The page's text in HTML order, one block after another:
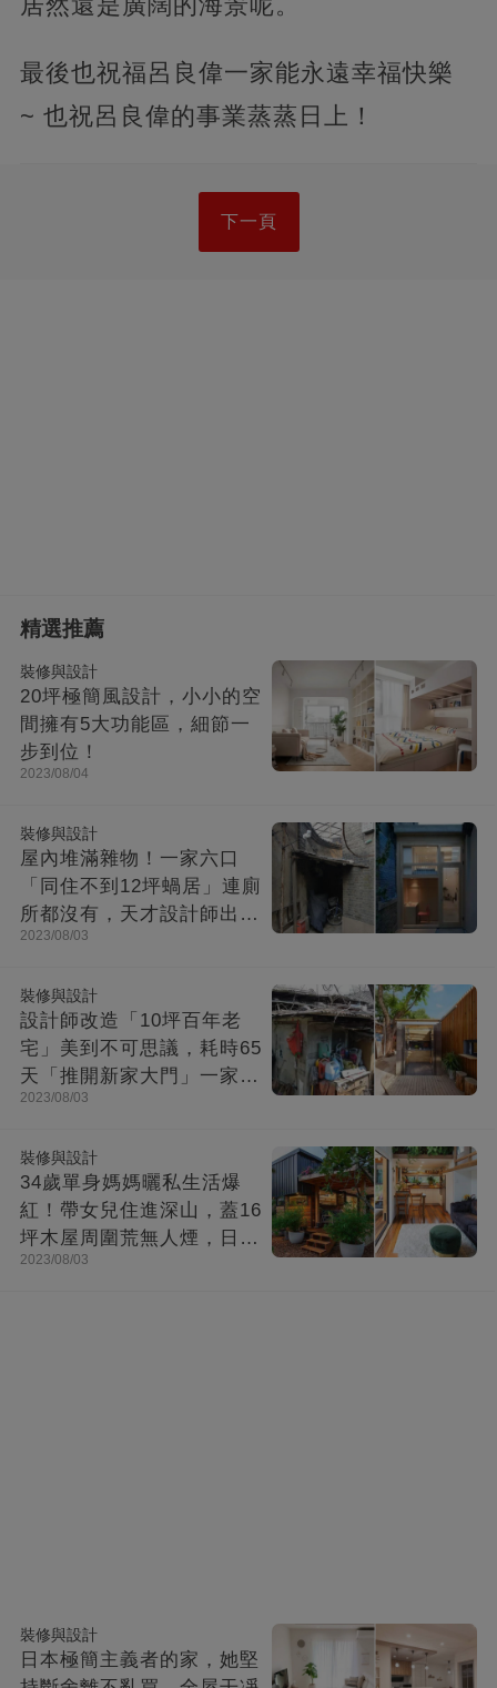
最後也祝福呂良偉一家能永遠幸福快樂
~ 也祝呂良偉的事業蒸蒸日上！
下一頁
精選推薦
裝修與設計
20坪極簡風設計，小小的空
間擁有5大功能區，細節一
步到位！
2023/08/04
裝修與設計
屋內堆滿雜物！一家六口
「同住不到12坪蝸居」連廁
所都沒有，天才設計師出馬
「打造功能齊全迷你房」成
2023/08/03
裝修與設計
設計師改造「10坪百年老
宅」美到不可思議，耗時65
天「推開新家大門」一家8
口哭了
2023/08/03
裝修與設計
34歲單身媽媽曬私生活爆
紅！帶女兒住進深山，蓋16
坪木屋周圍荒無人煙，日子
快活似神仙
2023/08/03
裝修與設計
日本極簡主義者的家，她堅